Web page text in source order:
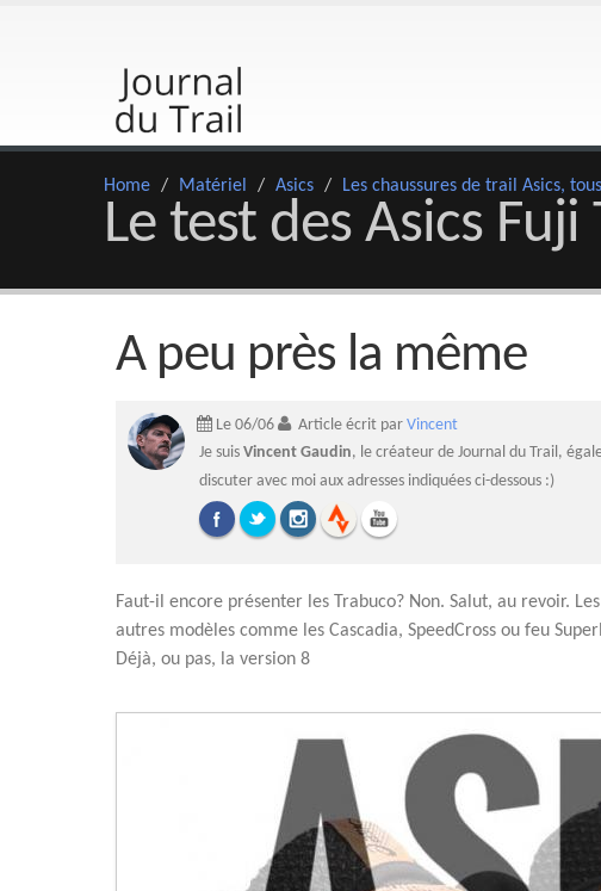
Home / Matériel / Asics / Les chaussures de trail Asics,
Le test des Asics
A peu près la même
Le 06/06 Article écrit par Vincent
Je suis Vincent Gaudin, le créateur de Journal du Trail,
discuter avec moi aux adresses indiquées ci-dessous :)
Faut-il encore présenter les Trabuco? Non. Salut, au revoir.
autres modèles comme les Cascadia, SpeedCross ou feu
Déjà, ou pas, la version 8